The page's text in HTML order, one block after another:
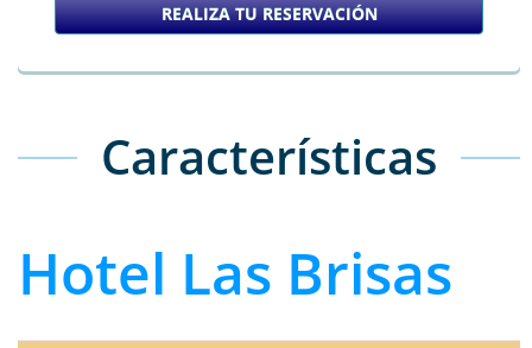
REALIZA TU RESERVACIÓN
Características
Hotel Las Brisas